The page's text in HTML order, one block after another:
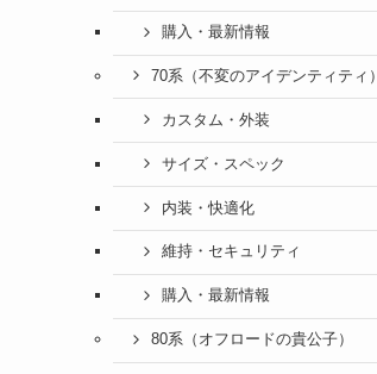
購入・最新情報
70系（不変のアイデンティティ）
カスタム・外装
サイズ・スペック
内装・快適化
維持・セキュリティ
購入・最新情報
80系（オフロードの貴公子）